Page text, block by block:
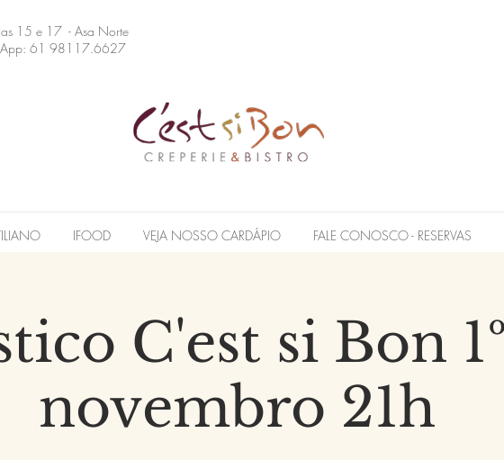
15 e 17 - Asa Norte
61 98117.6627
IFOOD VEJA NOSSO CARDÁPIO FALE CONOSCO - RESERVAS
C'est si Bon
novembro 21h